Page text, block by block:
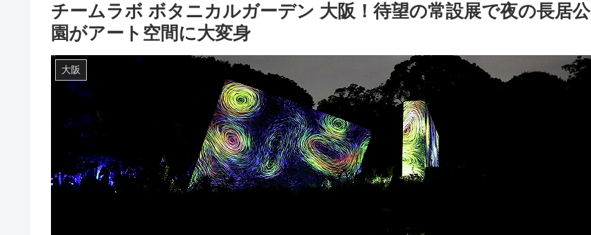
チームラボ ボタニカルガーデン 大阪！待望の常設展で夜の長居公
園がアート空間に大変身
大阪